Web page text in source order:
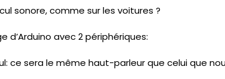
sonore, comme sur les voitures ?
d’Arduino avec 2 périphériques:
ce sera le même haut-parleur que celui que